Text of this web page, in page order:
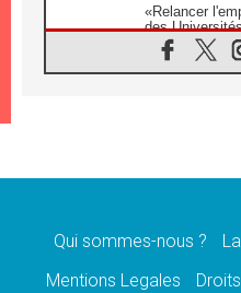
«Relancer
des
08.08.2026
Signis 2026,
07.08.2026
07.08.2026
de
Qui sommes-nous ?
Mentions Legales